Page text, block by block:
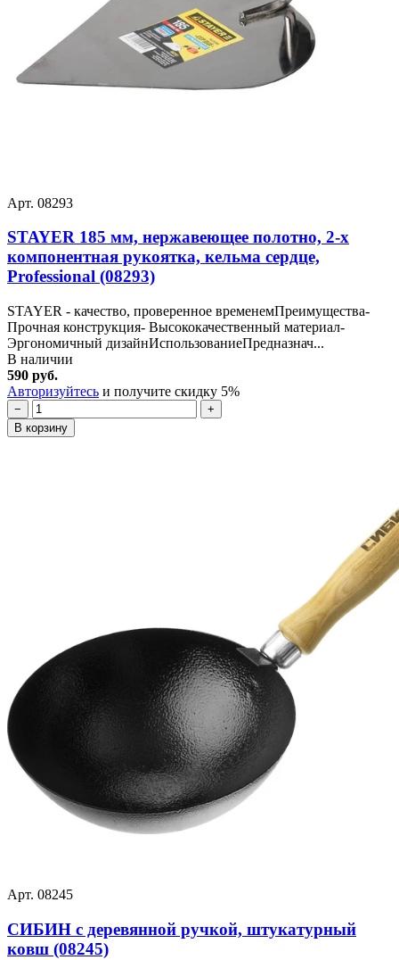
Арт. 08293
STAYER 185 мм, нержавеющее полотно, 2-х
компонентная рукоятка, кельма сердце,
Professional (08293)
STAYER - качество, проверенное временемПреимущества-
Прочная конструкция- Высококачественный материал-
Эргономичный дизайнИспользованиеПредназнач...
В наличии
590 руб.
Авторизуйтесь и получите скидку 5%
−
+
В корзину
Арт. 08245
СИБИН с деревянной ручкой, штукатурный
ковш (08245)